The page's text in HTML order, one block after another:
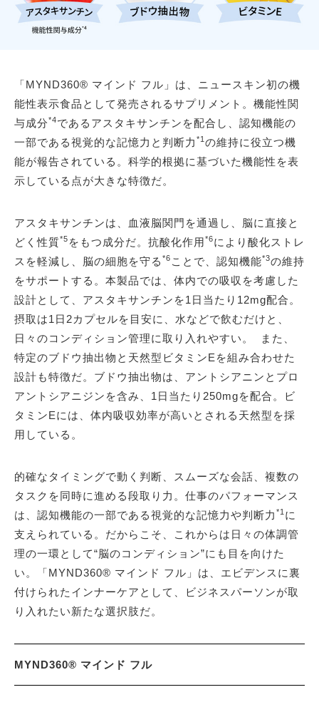
「MYND360® マインド フル」は、ニュースキン初の機
能性表示食品として発売されるサプリメント。機能性関
与成分*4であるアスタキサンチンを配合し、認知機能の
一部である視覚的な記憶力と判断力 *1 の維持に役立つ機
能が報告されている。科学的根拠に基づいた機能性を表
示している点が大きな特徴だ。
アスタキサンチンは、血液脳関門を通過し、脳に直接と
どく性質*5 をもつ成分だ。抗酸化作用*6により酸化ストレ
スを軽減し、脳の細胞を守る *6 ことで、認知機能*3の維持
をサポートする。本製品では、体内での吸収を考慮した
設計として、アスタキサンチンを1日当たり12mg配合。
摂取は1日2カプセルを目安に、水などで飲むだけと、
日々のコンディション管理に取り入れやすい。 また、
特定のブドウ抽出物と天然型ビタミンEを組み合わせた
設計も特徴だ。ブドウ抽出物は、アントシアニンとプロ
アントシアニジンを含み、1日当たり250mgを配合。ビ
タミンEには、体内吸収効率が高いとされる天然型を採
用している。
的確なタイミングで動く判断、スムーズな会話、複数の
タスクを同時に進める段取り力。仕事のパフォーマンス
は、認知機能の一部である視覚的な記憶力や判断力 *1 に
支えられている。だからこそ、これからは日々の体調管
理の一環として“脳のコンディション”にも目を向けた
い。「MYND360® マインド フル」は、エビデンスに裏
付けられたインナーケアとして、ビジネスパーソンが取
り入れたい新たな選択肢だ。
MYND360® マインド フル